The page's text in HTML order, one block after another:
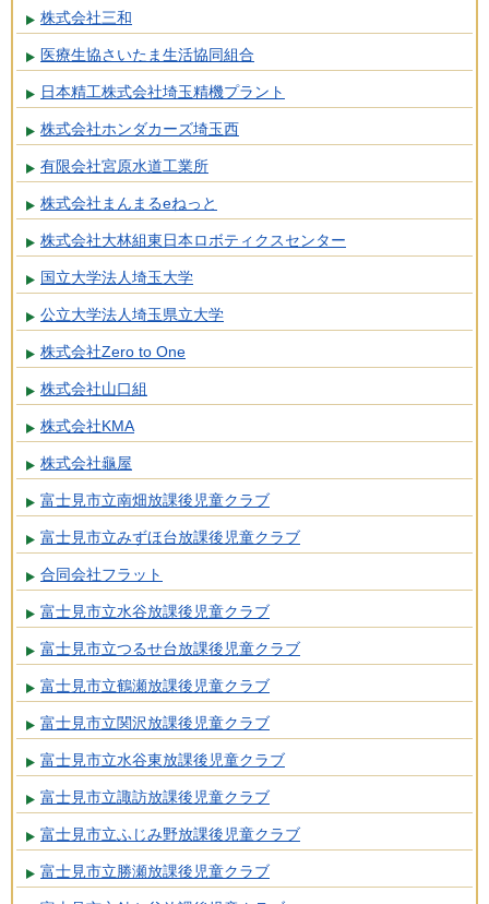
株式会社三和
医療生協さいたま生活協同組合
日本精工株式会社埼玉精機プラント
株式会社ホンダカーズ埼玉西
有限会社宮原水道工業所
株式会社まんまるeねっと
株式会社大林組東日本ロボティクスセンター
国立大学法人埼玉大学
公立大学法人埼玉県立大学
株式会社Zero to One
株式会社山口組
株式会社KMA
株式会社龜屋
富士見市立南畑放課後児童クラブ
富士見市立みずほ台放課後児童クラブ
合同会社フラット
富士見市立水谷放課後児童クラブ
富士見市立つるせ台放課後児童クラブ
富士見市立鶴瀬放課後児童クラブ
富士見市立関沢放課後児童クラブ
富士見市立水谷東放課後児童クラブ
富士見市立諏訪放課後児童クラブ
富士見市立ふじみ野放課後児童クラブ
富士見市立勝瀬放課後児童クラブ